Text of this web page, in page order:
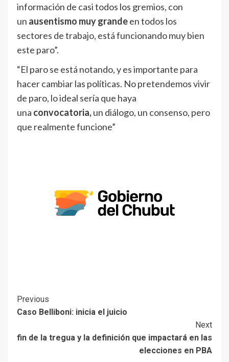
información de casi todos los gremios, con
un ausentismo muy grandeen todos los
sectores de trabajo, está funcionando muy bien
este paro”.
“El paro se está notando, y es importante para
hacer cambiar las políticas. No pretendemos vivir
de paro, lo ideal sería que haya
una convocatoria,un diálogo, un consenso, pero
que realmente funcione”
Previous
Caso Belliboni: inicia el juicio
Next
fin de la tregua y la definición que impactará en las
elecciones en PBA